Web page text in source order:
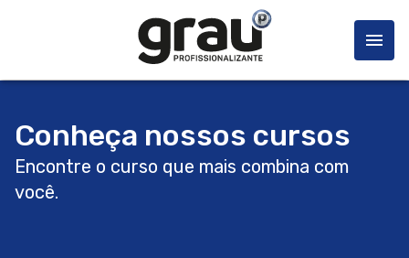
Conheça nossos cursos
Encontre o curso que mais combina com
você.